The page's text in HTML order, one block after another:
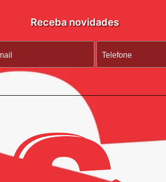
Receba novidades